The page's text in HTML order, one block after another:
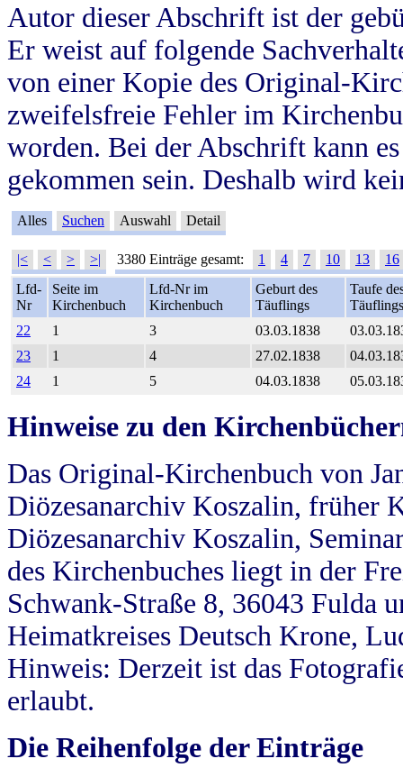
Autor dieser Abschrift ist der
Er weist auf folgende
von einer Kopie des Original-
zweifelsfreie Fehler im
worden. Bei der Abschrift kann
gekommen sein. Deshalb wird
Alles Suchen Auswahl Detail
|< < > >| 3380 Einträge gesamt: 1 4 7 10 13
16
Lfd-
Nr
Seite im
Kirchenbuch
Lfd-Nr im
Kirchenbuch
Geburt des
Täuflings
Taufe
Täuflings
22
1 3 03.03.1838
23
1 4 27.02.1838
24
1 5 04.03.1838
Hinweise zu den
Das Original-Kirchenbuch von
Diözesanarchiv Koszalin, früher
Diözesanarchiv Koszalin,
des Kirchenbuches liegt in der
Schwank-Straße 8, 36043 Fulda
Heimatkreises Deutsch Krone,
Hinweis: Derzeit ist das
erlaubt.
Die Reihenfolge der Einträge